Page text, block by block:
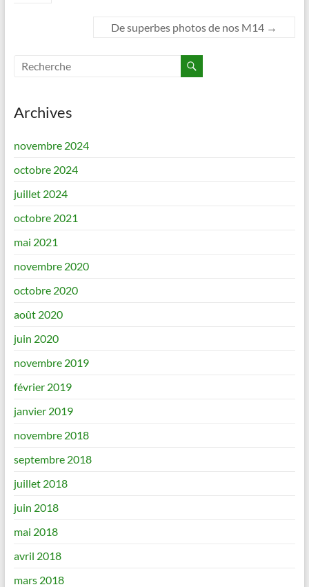
De superbes photos de nos M14 →
Archives
novembre 2024
octobre 2024
juillet 2024
octobre 2021
mai 2021
novembre 2020
octobre 2020
août 2020
juin 2020
novembre 2019
février 2019
janvier 2019
novembre 2018
septembre 2018
juillet 2018
juin 2018
mai 2018
avril 2018
mars 2018